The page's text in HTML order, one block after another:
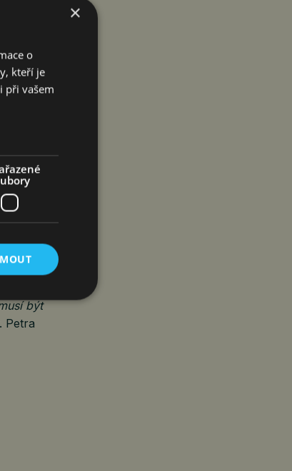
riziko
léčby.
také
se
být
Petra
×
o
kteří je
při vašem